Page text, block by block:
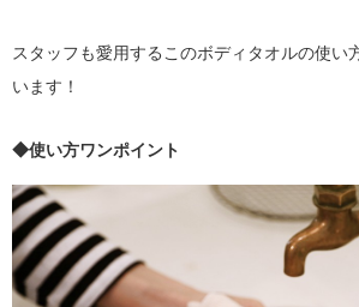
スタッフも愛用するこのボディタオルの使い
います！
◆使い方ワンポイント